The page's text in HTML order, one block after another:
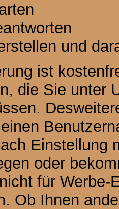
und
ist
die Sie unter
Einstellung
oder
für
Ob Ihnen